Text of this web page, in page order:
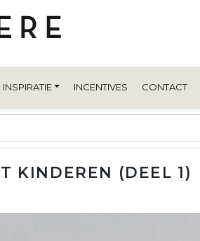
INSPIRATIE INCENTIVES CONTACT
KINDEREN (DEEL 1)